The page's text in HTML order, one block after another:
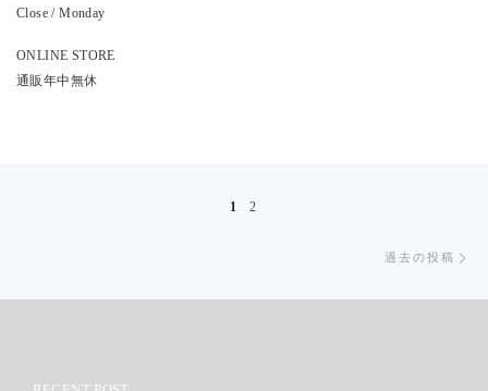
Close / Monday
ONLINE STORE
通販年中無休
1 2
過去の投稿